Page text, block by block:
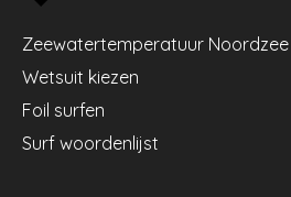
Zeewatertemperatuur Noordzee
Wetsuit kiezen
Foil surfen
Surf woordenlijst